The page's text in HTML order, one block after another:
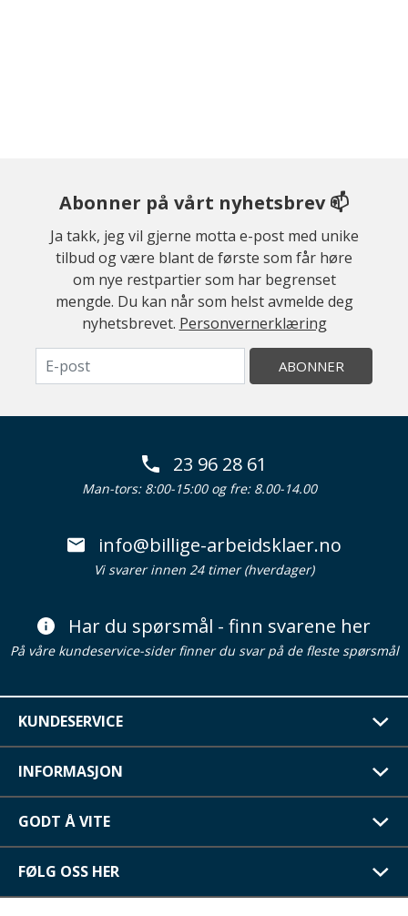
Abonner på vårt nyhetsbrev 📫
Ja takk, jeg vil gjerne motta e-post med unike
tilbud og være blant de første som får høre
om nye restpartier som har begrenset
mengde. Du kan når som helst avmelde deg
nyhetsbrevet. Personvernerklæring
ABONNER
23 96 28 61
Man-tors: 8:00-15:00 og fre: 8.00-14.00
info@billige-arbeidsklaer.no
Vi svarer innen 24 timer (hverdager)
Har du spørsmål - finn svarene her
På våre kundeservice-sider finner du svar på de fleste spørsmål
KUNDESERVICE
INFORMASJON
GODT Å VITE
FØLG OSS HER